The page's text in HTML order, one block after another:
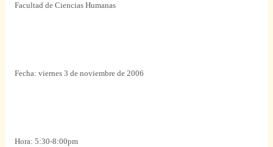
Facultad de Ciencias Humanas
Fecha: viernes 3 de noviembre de 2006
Hora: 5:30-8:00pm